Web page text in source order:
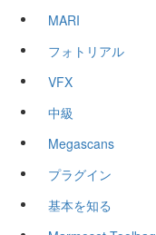
MARI
フォトリアル
VFX
中級
Megascans
プラグイン
基本を知る